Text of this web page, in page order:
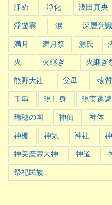
浄め 浄化 浅田真央
浮遊霊 涙 深層意識
満月 満月祭 源氏
火 火継ぎ 火継ぎ
熊野大社 父母 物質
玉串 現し身 現実逃避
瑞穂の国 神仙 神体
神棚 神気 神社
神美産霊大神 神道
祭祀民族